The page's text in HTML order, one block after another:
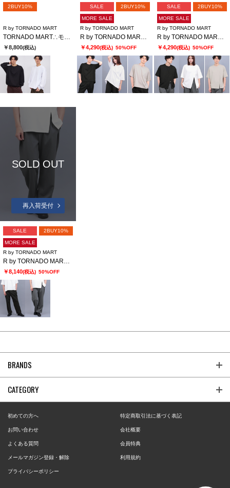
2BUY10%
R by TORNADO MART
￥8,800(税込)
SALE 2BUY10%
MORE SALE
R by TORNADO MART
￥4,290(税込) 50%OFF
SALE 2BUY10%
MORE SALE
R by TORNADO MART
￥4,290(税込) 50%OFF
SOLD OUT
再入荷受付
SALE 2BUY10%
MORE SALE
R by TORNADO MART
R by TORNADO MART∴スムース2タックワイドパンツ
￥8,140(税込) 50%OFF
BRANDS
CATEGORY
初めての方へ 特定商取引法に基づく表記
お問い合わせ 会社概要
よくある質問 会員特典
メールマガジン登録・解除 利用規約
プライバシーポリシー